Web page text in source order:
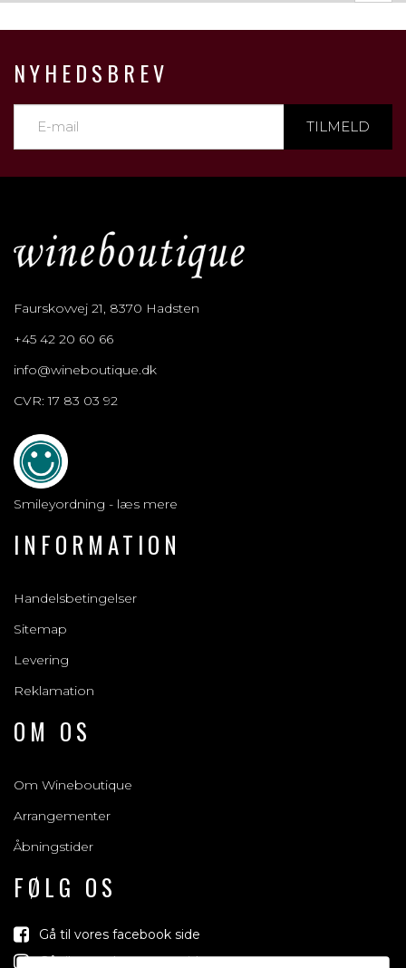
NYHEDSBREV
TILMELD
Faurskovvej 21, 8370 Hadsten
+45 42 20 60 66
info@wineboutique.dk
CVR: 17 83 03 92
Smileyordning - læs mere
INFORMATION
Handelsbetingelser
Sitemap
Levering
Reklamation
OM OS
Om Wineboutique
Arrangementer
Åbningstider
FØLG OS
Gå til vores facebook side
Gå til vores Instagram side